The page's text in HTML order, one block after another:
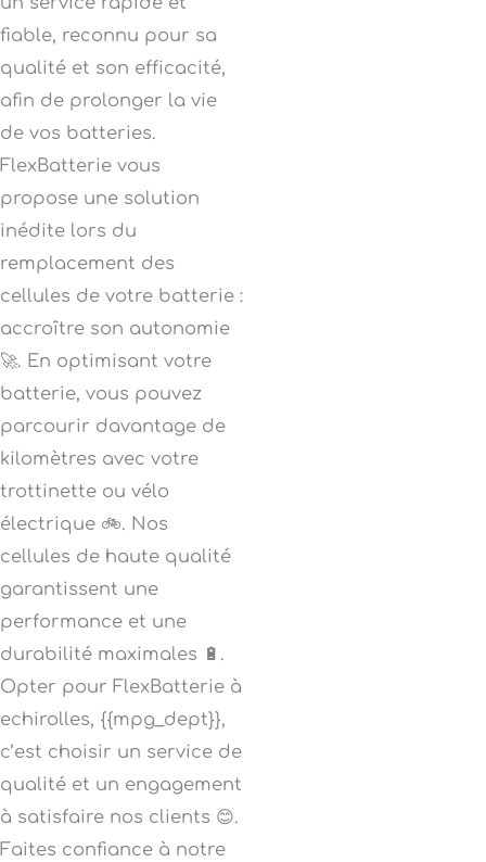
fiable, reconnu pour sa
qualité et son efficacité,
afin de prolonger la vie
de vos batteries.
FlexBatterie vous
propose une solution
inédite lors du
remplacement des
cellules de votre batterie :
accroître son autonomie
🚀. En optimisant votre
batterie, vous pouvez
parcourir davantage de
kilomètres avec votre
trottinette ou vélo
électrique 🚲. Nos
cellules de haute qualité
garantissent une
performance et une
durabilité maximales 🔋.
Opter pour FlexBatterie à
echirolles, {{mpg_dept}},
c’est choisir un service de
qualité et un engagement
à satisfaire nos clients 😊.
Faites confiance à notre